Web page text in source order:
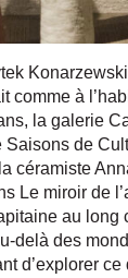
comme à
la galerie
Saisons de
céramiste
Le miroir de
au long
delà des
d’explorer ce